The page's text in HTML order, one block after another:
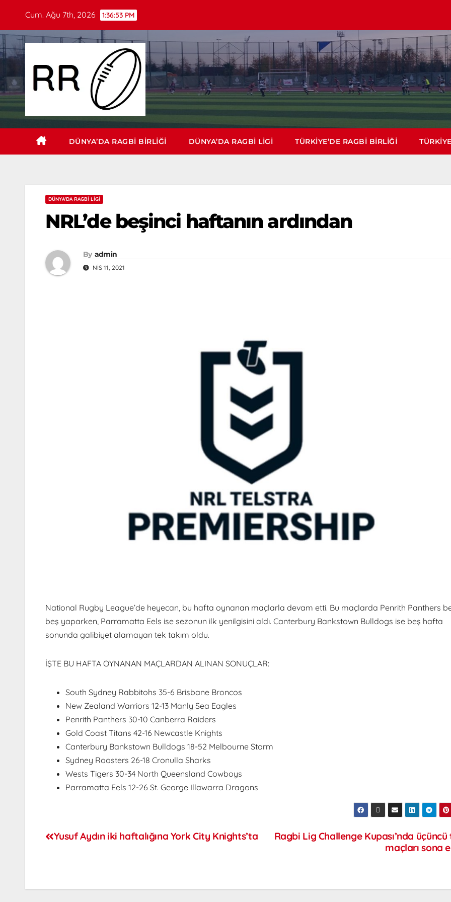
Cum. Ağu 7th, 2026 1:36:54 PM
DÜNYA’DA RAGBI BIRLIĞI DÜNYA’DA RAGBI LIGI TÜRKIYE’DE RAGBI BIRLIĞI
DÜNYA'DA RAGBI LIGI
NRL’de beşinci haftanın ardından
By admin
NIS 11, 2021
National Rugby League’de heyecan, bu hafta oynanan maçlarla devam etti. Bu maçlarda Penrith Panthers
beş yaparken, Parramatta Eels ise sezonun ilk yenilgisini aldı. Canterbury Bankstown Bulldogs ise beş hafta
sonunda galibiyet alamayan tek takım oldu.
İŞTE BU HAFTA OYNANAN MAÇLARDAN ALINAN SONUÇLAR:
South Sydney Rabbitohs 35-6 Brisbane Broncos
New Zealand Warriors 12-13 Manly Sea Eagles
Penrith Panthers 30-10 Canberra Raiders
Gold Coast Titans 42-16 Newcastle Knights
Canterbury Bankstown Bulldogs 18-52 Melbourne Storm
Sydney Roosters 26-18 Cronulla Sharks
Wests Tigers 30-34 North Queensland Cowboys
Parramatta Eels 12-26 St. George Illawarra Dragons
Ragbi Lig Challenge Kupası’nda
maçları sona
Yusuf Aydın iki haftalığına York City Knights’ta